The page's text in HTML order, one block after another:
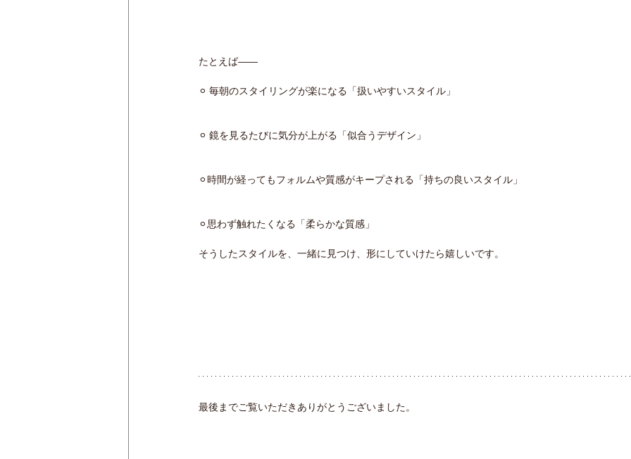
たとえば――
⚪︎ 毎朝のスタイリングが楽になる「扱いやすいスタイル」
⚪︎ 鏡を見るたびに気分が上がる「似合うデザイン」
⚪︎時間が経ってもフォルムや質感がキープされる「持ちの良いスタイル」
⚪︎思わず触れたくなる「柔らかな質感」
そうしたスタイルを、一緒に見つけ、形にしていけたら嬉しいです。
最後までご覧いただきありがとうございました。